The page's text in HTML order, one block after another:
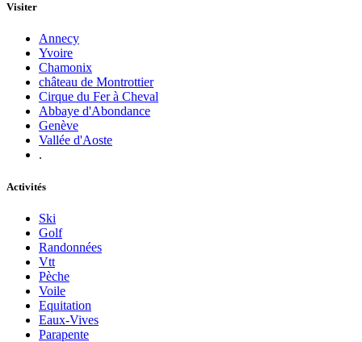
Visiter
Annecy
Yvoire
Chamonix
château de Montrottier
Cirque du Fer à Cheval
Abbaye d'Abondance
Genève
Vallée d'Aoste
.
Activités
Ski
Golf
Randonnées
Vtt
Pèche
Voile
Equitation
Eaux-Vives
Parapente